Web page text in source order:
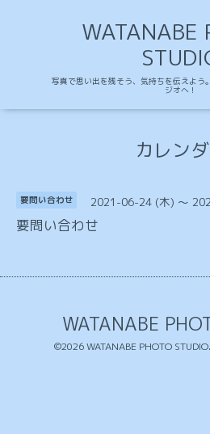
WATANABE
写真で思い出を残そう、気持ちを伝えよう
ジオへ！
カレン
要問い合わせ 2021-06-24 (木) ～
要問い合わせ
WATANABE
©2026WATANABE PHOTO STUDIO